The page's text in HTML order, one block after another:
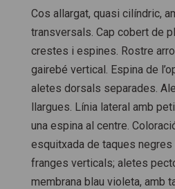
Cos allargat, quasi cilíndric,
transversals. Cap cobert de
crestes i espines. Rostre
gairebé vertical. Espina de
aletes dorsals separades.
llargues. Línia lateral amb
una espina al centre.
esquitxada de taques
franges verticals; aletes
membrana blau violeta, amb